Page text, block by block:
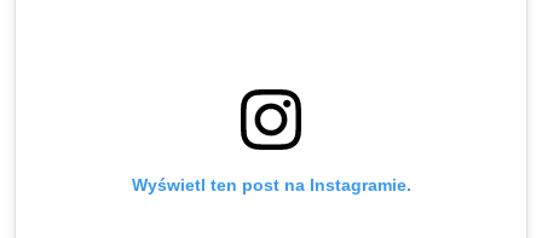
Wyświetl ten post na Instagramie.